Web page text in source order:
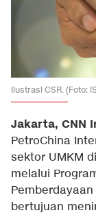
Ilustrasi CSR. (Foto:
Jakarta, CNN
PetroChina
sektor UMKM
melalui
bertujuan